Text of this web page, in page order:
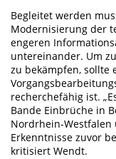
Begleitet werden
Modernisierung der
engeren
untereinander. Um
zu bekämpfen, sollte
recherchefähig ist.
Bande Einbrüche in
Nordrhein-
Erkenntnisse zuvor
kritisiert Wendt.